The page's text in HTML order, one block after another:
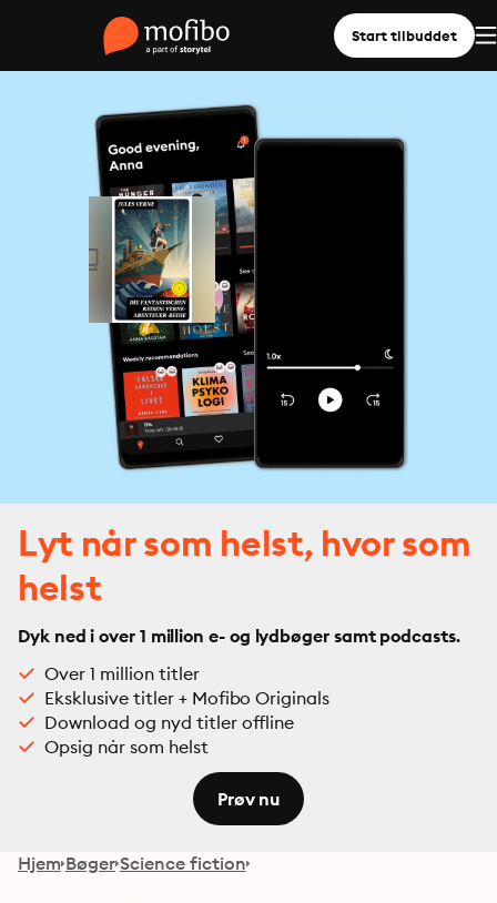
Start tilbuddet
Lyt når som helst, hvor som
helst
Dyk ned i over 1 million e- og lydbøger samt podcasts.
Over 1 million titler
Eksklusive titler + Mofibo Originals
Download og nyd titler offline
Opsig når som helst
Prøv nu
Hjem Bøger Science fiction